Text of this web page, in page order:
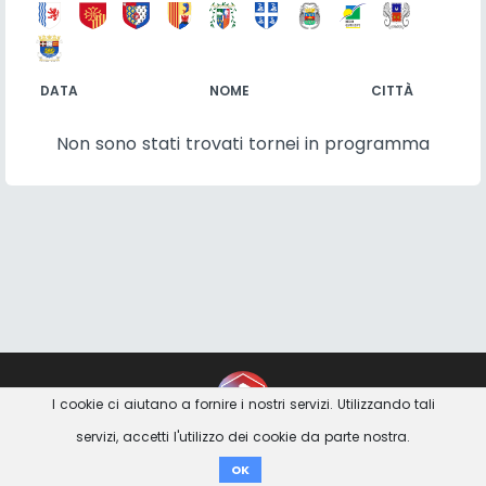
DATA NOME CITTÀ
Non sono stati trovati tornei in programma
Donare
I cookie ci aiutano a fornire i nostri servizi. Utilizzando tali
servizi, accetti l'utilizzo dei cookie da parte nostra.
OK